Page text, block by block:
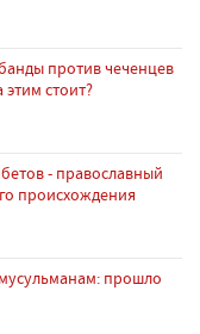
против чеченцев
этим стоит?
- православный
происхождения
прошло